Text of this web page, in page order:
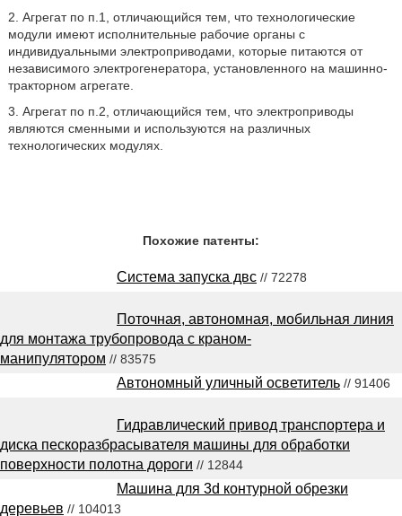
2. Агрегат по п.1, отличающийся тем, что технологические
модули имеют исполнительные рабочие органы с
индивидуальными электроприводами, которые питаются от
независимого электрогенератора, установленного на машинно-
тракторном агрегате.
3. Агрегат по п.2, отличающийся тем, что электроприводы
являются сменными и используются на различных
технологических модулях.
Похожие патенты:
Система запуска двс // 72278
Поточная, автономная, мобильная линия
для монтажа трубопровода с краном-
манипулятором // 83575
Автономный уличный осветитель // 91406
Гидравлический привод транспортера и
диска пескоразбрасывателя машины для обработки
поверхности полотна дороги // 12844
Машина для 3d контурной обрезки
деревьев // 104013